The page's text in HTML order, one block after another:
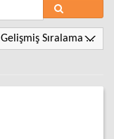
Gelişmiş Sıralama ...